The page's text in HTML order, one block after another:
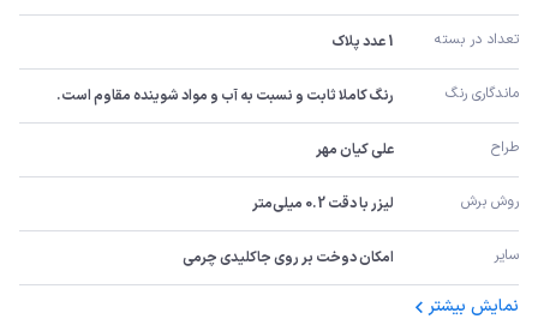
تعداد در بسته 1 عدد پلاک
ماندگاری رنگ رنگ کاملا ثابت و نسبت به آب و مواد شوینده مقاوم است.
طراح علی کیان مهر
روش برش لیزر با دقت 0.2 میلی‌متر
سایر امکان دوخت بر روی جاکلیدی چرمی
نمایش بیشتر